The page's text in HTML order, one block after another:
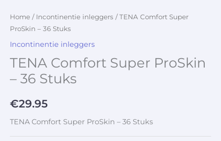
Home / Incontinentie inleggers / TENA Comfort Super
ProSkin – 36 Stuks
Incontinentie inleggers
TENA Comfort Super ProSkin
– 36 Stuks
€29.95
TENA Comfort Super ProSkin – 36 Stuks